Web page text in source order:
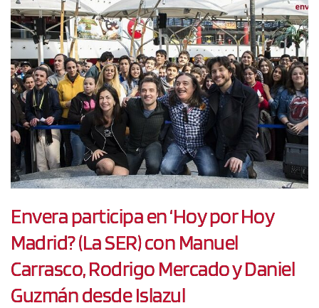
Envera participa en ‘Hoy por Hoy
Madrid? (La SER) con Manuel
Carrasco, Rodrigo Mercado y Daniel
Guzmán desde Islazul